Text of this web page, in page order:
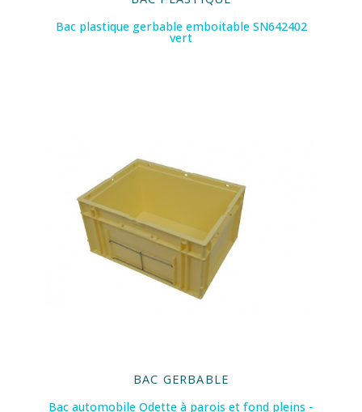
Bac plastique gerbable emboitable SN642402
vert
BAC GERBABLE
Bac automobile Odette à parois et fond pleins -